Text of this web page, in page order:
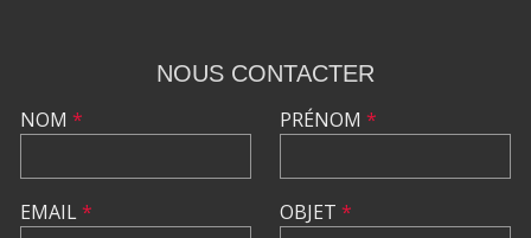
NOUS CONTACTER
NOM *
EMAIL*
PRÉNOM *
OBJET *